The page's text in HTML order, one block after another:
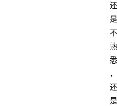
还
是
不
熟
悉
，
还
是